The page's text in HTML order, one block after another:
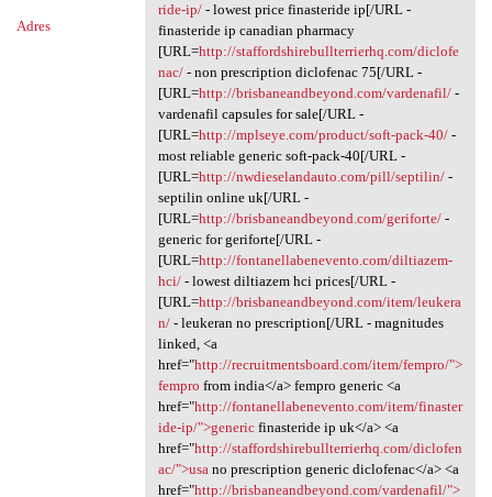
Adres
ride-ip/- lowest price finasteride ip[/URL -
finasteride ip canadian pharmacy
[URL=http://staffordshirebullterrierhq.com/diclofe
nac/- non prescription diclofenac 75[/URL -
[URL=http://brisbaneandbeyond.com/vardenafil/-
vardenafil capsules for sale[/URL -
[URL=http://mplseye.com/product/soft-pack-40/-
most reliable generic soft-pack-40[/URL -
[URL=http://nwdieselandauto.com/pill/septilin/-
septilin online uk[/URL -
[URL=http://brisbaneandbeyond.com/geriforte/-
generic for geriforte[/URL -
[URL=http://fontanellabenevento.com/diltiazem-
hci/- lowest diltiazem hci prices[/URL -
[URL=http://brisbaneandbeyond.com/item/leukera
n/- leukeran no prescription[/URL - magnitudes
linked, <a
href="http://recruitmentsboard.com/item/fempro/">
fempro from india</a> fempro generic <a
href="http://fontanellabenevento.com/item/finaster
ide-ip/">genericfinasteride ip uk</a> <a
href="http://staffordshirebullterrierhq.com/diclofen
ac/">usano prescription generic diclofenac</a> <a
href="http://brisbaneandbeyond.com/vardenafil/">